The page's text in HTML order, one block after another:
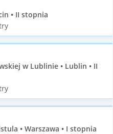
• II stopnia
w Lublinie • Lublin • II
• Warszawa • I stopnia